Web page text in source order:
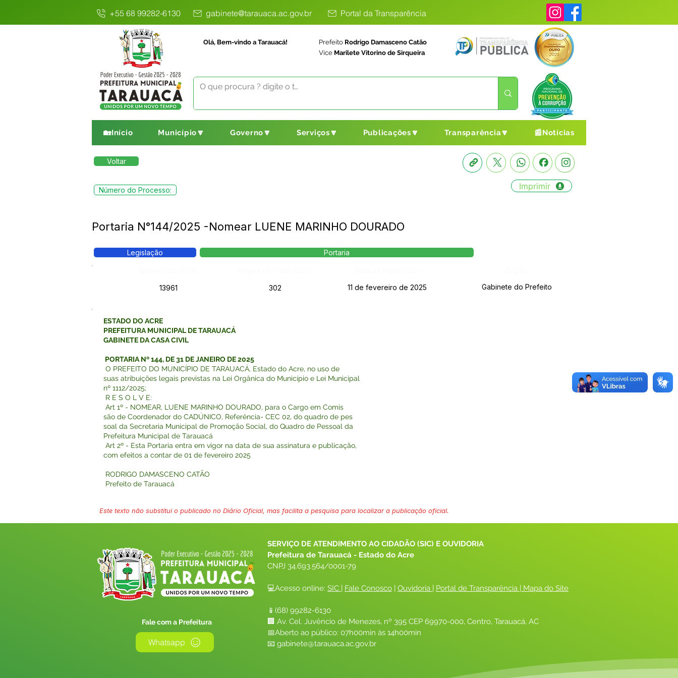
+55 68 99282-6130 gabinete@tarauaca.ac.gov.br Portal da Transparência
Olá, Bem-vindo a Tarauacá! Prefeito Rodrigo Damasceno Catão
Vice Marilete Vitorino de Sirqueira
🏡Início Município🔽 Governo🔽 Serviços🔽 Publicações🔽 Transparência🔽 📰Notícias
Voltar
Número do Processo: Imprimir
Portaria N°144/2025 -Nomear LUENE MARINHO DOURADO
Legislação Portaria
13961
302 11 de fevereiro de 2025 Gabinete do Prefeito
ESTADO DO ACRE
PREFEITURA MUNICIPAL DE TARAUACÁ
GABINETE DA CASA CIVIL
PORTARIA Nº 144, DE 31 DE JANEIRO DE 2025
O PREFEITO DO MUNICÍPIO DE TARAUACÁ, Estado do Acre, no uso de
suas atribuições legais previstas na Lei Orgânica do Município e Lei Municipal
nº 1112/2025;
R E S O L V E:
Art 1º - NOMEAR, LUENE MARINHO DOURADO, para o Cargo em Comis
são de Coordenador do CADÚNICO, Referência- CEC 02, do quadro de pes
soal da Secretaria Municipal de Promoção Social, do Quadro de Pessoal da
Prefeitura Municipal de Tarauacá
Art 2º - Esta Portaria entra em vigor na data de sua assinatura e publicação,
com efeitos a contar de 01 de fevereiro 2025
RODRIGO DAMASCENO CATÃO
Prefeito de Tarauacá
Este texto não substitui o publicado no Diário Oficial, mas facilita a pesquisa para localizar a publicação oficial.
Fale com a Prefeitura
Whatsapp
SERVIÇO DE ATENDIMENTO AO CIDADÃO (SIC) E OUVIDORIA
Prefeitura de Tarauacá - Estado do Acre
CNPJ 34.693.564/0001-79
💻Acesso online: SIC | Fale Conosco | Ouvidoria | Portal de Transparência | Mapa do Site
📱(68) 99282-6130
🏢 Av. Cel. Juvêncio de Menezes, nº 395 CEP 69970-000, Centro, Tarauacá, AC
📅Aberto ao público: 07h00min às 14h00min
📧 gabinete@tarauaca.ac.gov.br